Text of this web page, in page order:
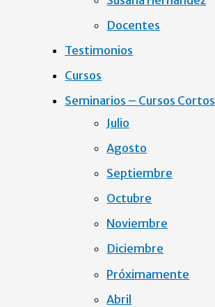
Docentes
Testimonios
Cursos
Seminarios – Cursos Cortos
Julio
Agosto
Septiembre
Octubre
Noviembre
Diciembre
Próximamente
Abril